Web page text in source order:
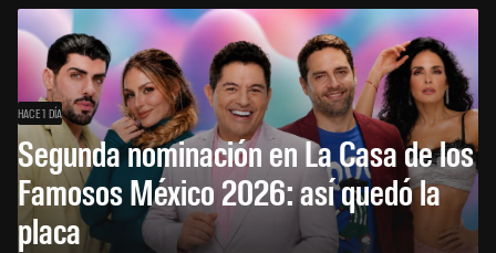
HACE 1 DÍA
Segunda nominación en La Casa de los
Famosos México 2026: así quedó la
placa